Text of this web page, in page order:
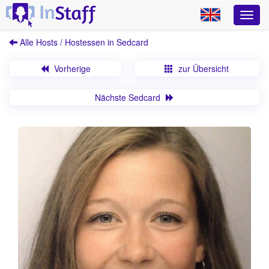
Alle Hosts / Hostessen in Sedcard
Vorherige zur Übersicht
Nächste Sedcard